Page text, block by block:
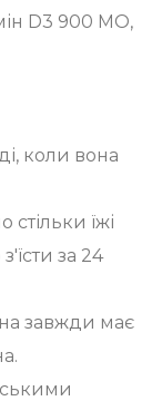
D3 900 МО,
коли вона
їжі
за 24
завжди має